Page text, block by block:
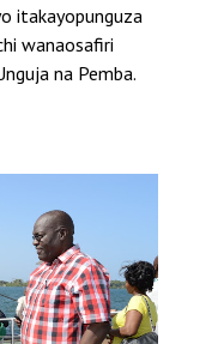
itakayopunguza
wanaosafiri
na Pemba.